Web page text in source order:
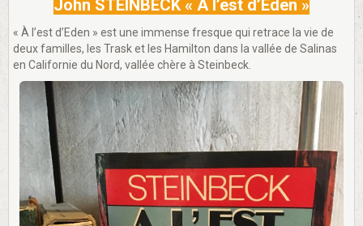
John STEINBECK « À l’est d’Eden »
« À l’est d’Eden » est une immense fresque qui retrace la vie de
deux familles, les Trask et les Hamilton dans la vallée de Salinas
en Californie du Nord, vallée chère à Steinbeck.